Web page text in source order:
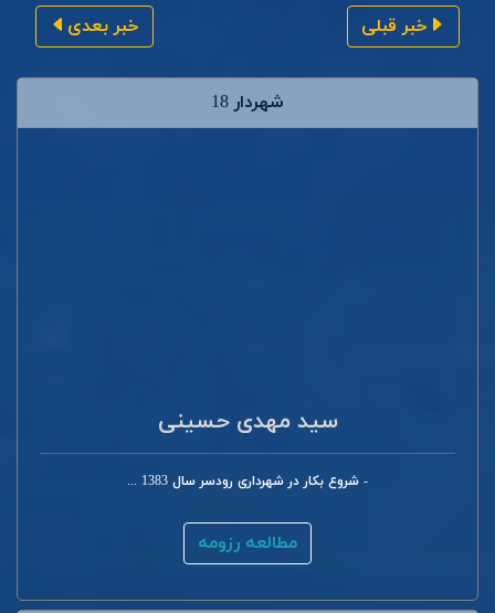
خبر قبلی خبر بعدی
شهردار 18
سید مهدی حسینی
- شروع بکار در شهرداری رودسر سال 1383 ...
مطالعه رزومه